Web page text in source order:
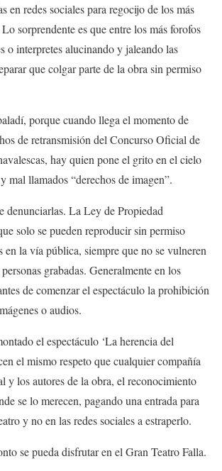
en redes sociales para regocijo de los más
sorprendente es que entre los más forofos
o interpretes alucinando y jaleando las
que colgar parte de la obra sin permiso
porque cuando llega el momento de
de retransmisión del Concurso Oficial de
hay quien pone el grito en el cielo
mal llamados “derechos de imagen”.
denunciarlas. La Ley de Propiedad
solo se pueden reproducir sin permiso
en la vía pública, siempre que no se vulneren
grabadas. Generalmente en los
de comenzar el espectáculo la prohibición
o audios.
el espectáculo ‘La herencia del
el mismo respeto que cualquier compañía
y los autores de la obra, el reconocimiento
se lo merecen, pagando una entrada para
y no en las redes sociales a estraperlo.
se pueda disfrutar en el Gran Teatro Falla.